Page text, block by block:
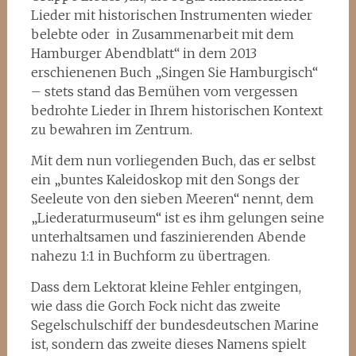
Lieder mit historischen Instrumenten wieder
belebte oder in Zusammenarbeit mit dem
Hamburger Abendblatt“ in dem 2013
erschienenen Buch „Singen Sie Hamburgisch“
– stets stand das Bemühen vom vergessen
bedrohte Lieder in Ihrem historischen Kontext
zu bewahren im Zentrum.
Mit dem nun vorliegenden Buch, das er selbst
ein „buntes Kaleidoskop mit den Songs der
Seeleute von den sieben Meeren“ nennt, dem
„Liederaturmuseum“ ist es ihm gelungen seine
unterhaltsamen und faszinierenden Abende
nahezu 1:1 in Buchform zu übertragen.
Dass dem Lektorat kleine Fehler entgingen,
wie dass die Gorch Fock nicht das zweite
Segelschulschiff der bundesdeutschen Marine
ist, sondern das zweite dieses Namens spielt